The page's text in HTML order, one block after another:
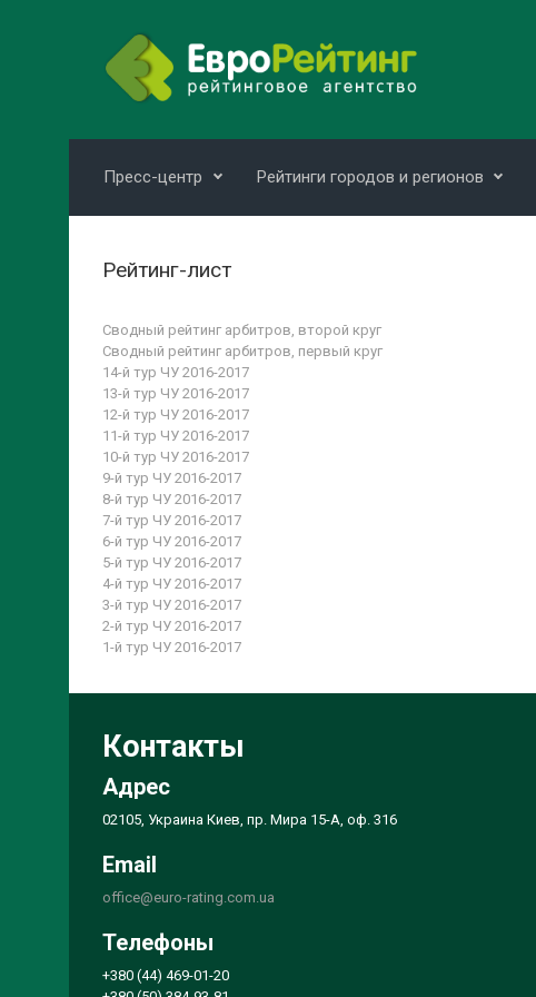
Пресс-центр Рейтинги городов и регионов
Рейтинг-лист
Сводный рейтинг арбитров, второй круг
Сводный рейтинг арбитров, первый круг
14-й тур ЧУ 2016-2017
13-й тур ЧУ 2016-2017
12-й тур ЧУ 2016-2017
11-й тур ЧУ 2016-2017
10-й тур ЧУ 2016-2017
9-й тур ЧУ 2016-2017
8-й тур ЧУ 2016-2017
7-й тур ЧУ 2016-2017
6-й тур ЧУ 2016-2017
5-й тур ЧУ 2016-2017
4-й тур ЧУ 2016-2017
3-й тур ЧУ 2016-2017
2-й тур ЧУ 2016-2017
1-й тур ЧУ 2016-2017
Контакты
Адрес
02105, Украина Киев, пр. Мира 15-А, оф. 316
Email
office@euro-rating.com.ua
Телефоны
+380 (44) 469-01-20